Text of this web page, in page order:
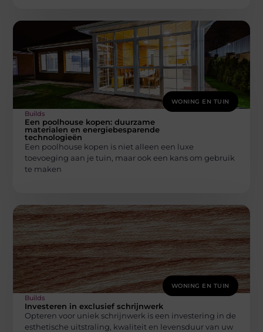
WONING EN TUIN
Builds
Een poolhouse kopen: duurzame
materialen en energiebesparende
technologieën
Een poolhouse kopen is niet alleen een luxe
toevoeging aan je tuin, maar ook een kans om gebruik
te maken
WONING EN TUIN
Builds
Investeren in exclusief schrijnwerk
Opteren voor uniek schrijnwerk is een investering in de
esthetische uitstraling, kwaliteit en levensduur van uw